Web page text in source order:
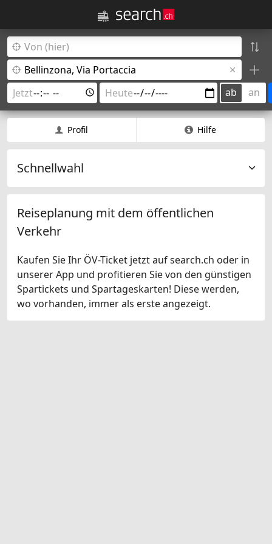
ab an
Profil Hilfe
Schnellwahl
Reiseplanung mit dem öffentlichen
Verkehr
Kaufen Sie Ihr ÖV-Ticket jetzt auf search.ch oder in
unserer App und profitieren Sie von den günstigen
Spartickets und Spartageskarten! Diese werden,
wo vorhanden, immer als erste angezeigt.